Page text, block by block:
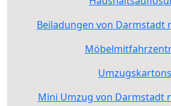
Beiladungen von Darmstadt
Umzugskartons
Mini Umzug von Darmstadt